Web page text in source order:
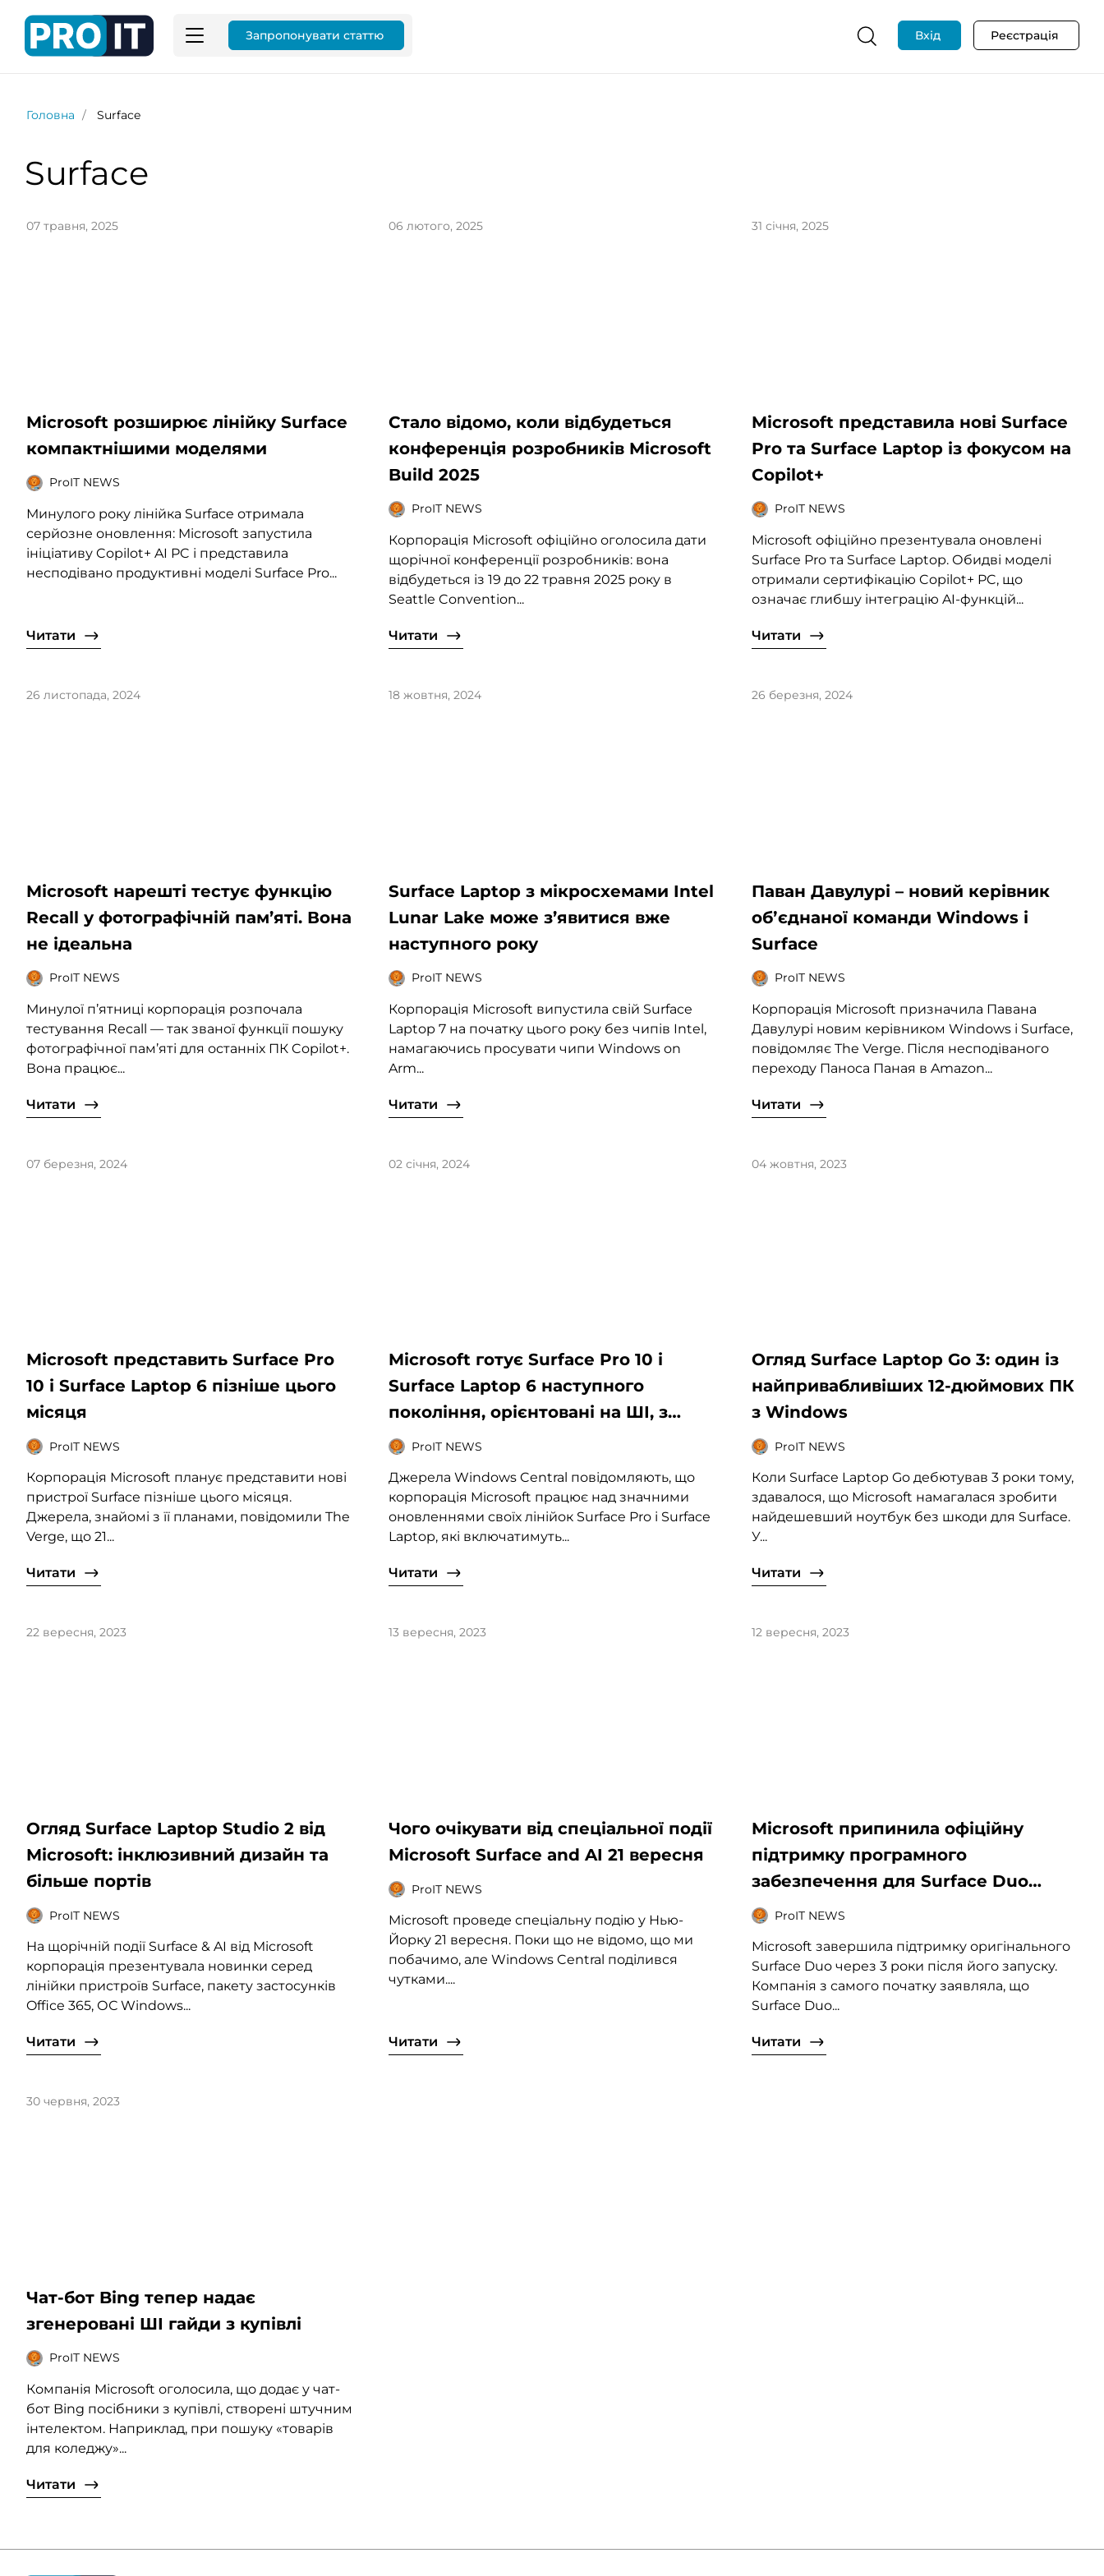
Запропонувати статтю Вхід Реєстрація
Головна Surface
Surface
07 травня, 2025
Microsoft розширює лінійку Surface
компактнішими моделями
ProIT NEWS
Минулого року лінійка Surface отримала
серйозне оновлення: Microsoft запустила
ініціативу Copilot+ AI PC і представила
несподівано продуктивні моделі Surface Pro...
Читати
06 лютого, 2025
Стало відомо, коли відбудеться
конференція розробників Microsoft
Build 2025
ProIT NEWS
Корпорація Microsoft офіційно оголосила дати
щорічної конференції розробників: вона
відбудеться із 19 до 22 травня 2025 року в
Seattle Convention...
Читати
31 січня, 2025
Microsoft представила нові Surface
Pro та Surface Laptop із фокусом на
Copilot+
ProIT NEWS
Microsoft офіційно презентувала оновлені
Surface Pro та Surface Laptop. Обидві моделі
отримали сертифікацію Copilot+ PC, що
означає глибшу інтеграцію AI-функцій...
Читати
26 листопада, 2024
Microsoft нарешті тестує функцію
Recall у фотографічній пам’яті. Вона
не ідеальна
ProIT NEWS
Минулої п’ятниці корпорація розпочала
тестування Recall — так званої функції пошуку
фотографічної пам’яті для останніх ПК Copilot+.
Вона працює...
Читати
18 жовтня, 2024
Surface Laptop з мікросхемами Intel
Lunar Lake може з’явитися вже
наступного року
ProIT NEWS
Корпорація Microsoft випустила свій Surface
Laptop 7 на початку цього року без чипів Intel,
намагаючись просувати чипи Windows on
Arm...
Читати
26 березня, 2024
Паван Давулурі – новий керівник
обʼєднаної команди Windows і
Surface
ProIT NEWS
Корпорація Microsoft призначила Павана
Давулурі новим керівником Windows і Surface,
повідомляє The Verge. Після несподіваного
переходу Паноса Паная в Amazon...
Читати
07 березня, 2024
Microsoft представить Surface Pro
10 і Surface Laptop 6 пізніше цього
місяця
ProIT NEWS
Корпорація Microsoft планує представити нові
пристрої Surface пізніше цього місяця.
Джерела, знайомі з її планами, повідомили The
Verge, що 21...
Читати
02 січня, 2024
Microsoft готує Surface Pro 10 і
Surface Laptop 6 наступного
покоління, орієнтовані на ШІ, з
чипами Arm та оновленнями
ProIT NEWS
Джерела Windows Central повідомляють, що
корпорація Microsoft працює над значними
оновленнями своїх лінійок Surface Pro і Surface
Laptop, які включатимуть...
Читати
04 жовтня, 2023
Огляд Surface Laptop Go 3: один із
найпривабливіших 12-дюймових ПК
з Windows
ProIT NEWS
Коли Surface Laptop Go дебютував 3 роки тому,
здавалося, що Microsoft намагалася зробити
найдешевший ноутбук без шкоди для Surface.
У...
Читати
22 вересня, 2023
Огляд Surface Laptop Studio 2 від
Microsoft: інклюзивний дизайн та
більше портів
ProIT NEWS
На щорічній події Surface & AI від Microsoft
корпорація презентувала новинки серед
лінійки пристроїв Surface, пакету застосунків
Office 365, ОС Windows...
Читати
13 вересня, 2023
Чого очікувати від спеціальної події
Microsoft Surface and AI 21 вересня
ProIT NEWS
Microsoft проведе спеціальну подію у Нью-
Йорку 21 вересня. Поки що не відомо, що ми
побачимо, але Windows Central поділився
чутками....
Читати
12 вересня, 2023
Microsoft припинила офіційну
підтримку програмного
забезпечення для Surface Duo
першого покоління
ProIT NEWS
Microsoft завершила підтримку оригінального
Surface Duo через 3 роки після його запуску.
Компанія з самого початку заявляла, що
Surface Duo...
Читати
30 червня, 2023
Чат-бот Bing тепер надає
згенеровані ШІ гайди з купівлі
ProIT NEWS
Компанія Microsoft оголосила, що додає у чат-
бот Bing посібники з купівлі, створені штучним
інтелектом. Наприклад, при пошуку «товарів
для коледжу»...
Читати